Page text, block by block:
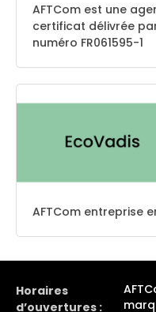
AFTCom est une
certificat délivrée
numéro FR061595-1
AFTCom entreprise
Horaires
d’ouvertures :